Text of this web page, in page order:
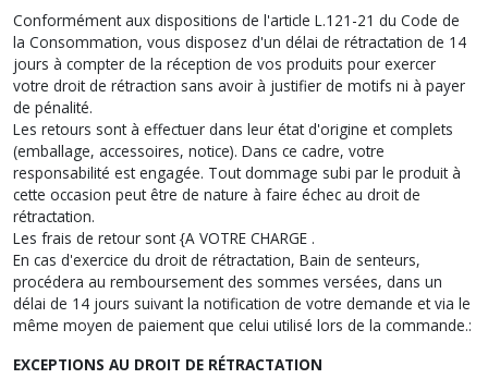
Conformément aux dispositions de l'article L.121-21 du Code de
la Consommation, vous disposez d'un délai de rétractation de 14
jours à compter de la réception de vos produits pour exercer
votre droit de rétraction sans avoir à justifier de motifs ni à payer
de pénalité.
Les retours sont à effectuer dans leur état d'origine et complets
(emballage, accessoires, notice). Dans ce cadre, votre
responsabilité est engagée. Tout dommage subi par le produit à
cette occasion peut être de nature à faire échec au droit de
rétractation.
Les frais de retour sont {A VOTRE CHARGE .
En cas d'exercice du droit de rétractation, Bain de senteurs,
procédera au remboursement des sommes versées, dans un
délai de 14 jours suivant la notification de votre demande et via le
même moyen de paiement que celui utilisé lors de la commande.:
EXCEPTIONS AU DROIT DE RÉTRACTATION